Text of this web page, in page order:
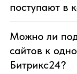
поступают в
Можно ли
сайтов к
Битрикс24?